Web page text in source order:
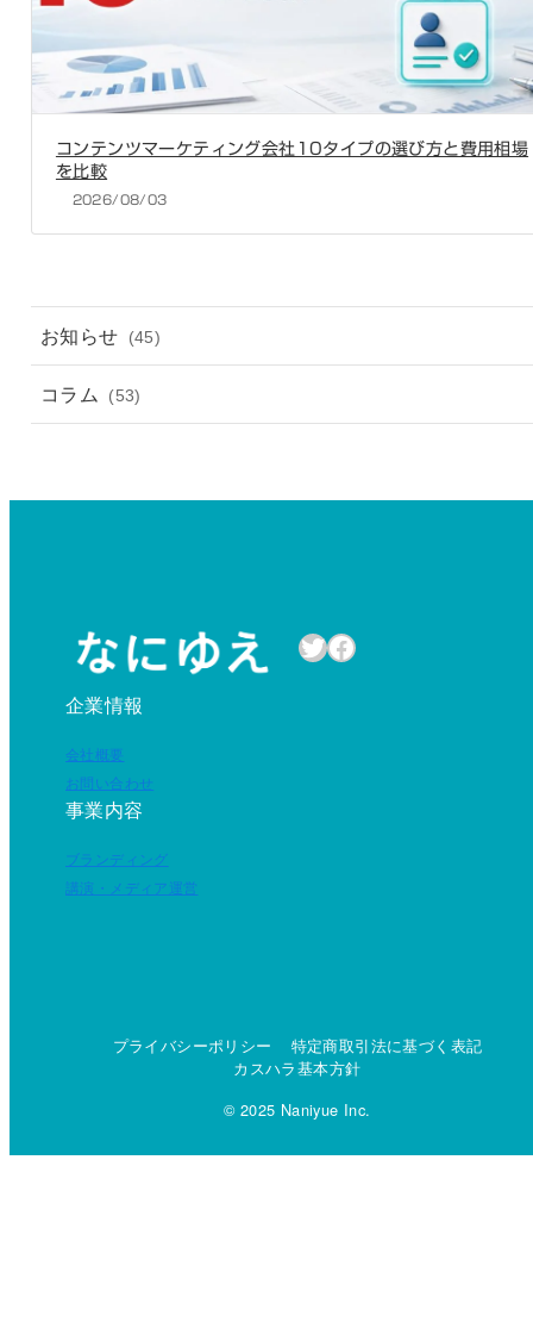
コンテンツマーケティング会社10タイプの選び方と費用相場
を比較
2026/08/03
お知らせ (45)
コラム (53)
Twitter
Facebook
企業情報
会社概要
お問い合わせ
事業内容
ブランディング
講演・メディア運営
プライバシーポリシー
特定商取引法に基づく表記
カスハラ基本方針
© 2025 Naniyue Inc.